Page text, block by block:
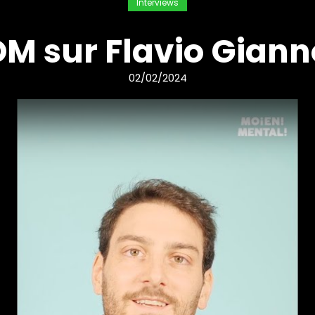
Interviews
sur Flavio
02/02/2024